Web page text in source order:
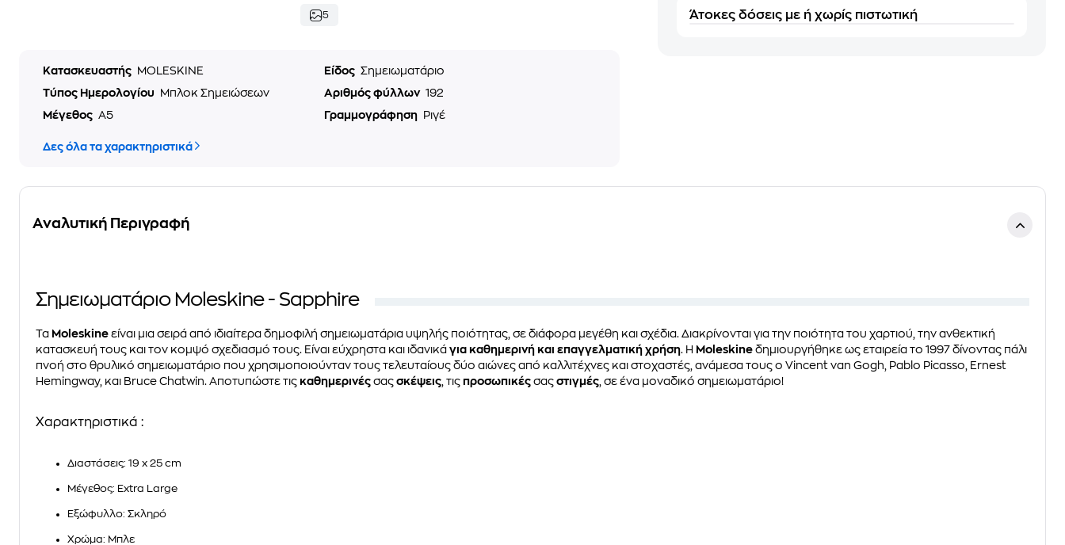
5
Κατασκευαστής MOLESKINE Είδος Σημειωματάριο
Τύπος Ημερολογίου
Μπλοκ Σημειώσεων Αριθμός φύλλων 192
Μέγεθος A5 Γραμμογράφηση Ριγέ
Δες όλα τα χαρακτηριστικά
Άτοκες δόσεις με ή χωρίς πιστωτική
Αναλυτική Περιγραφή
Σημειωματάριο Moleskine - Sapphire
Τα Μoleskine είναι μια σειρά από ιδιαίτερα δημοφιλή σημειωματάρια υψηλής ποιότητας, σε διάφορα μεγέθη και σχέδια. Διακρίνονται για την ποιότητα του χαρτιού, την ανθεκτική
κατασκευή τους και τον κομψό σχεδιασμό τους. Είναι εύχρηστα και ιδανικά για καθημερινή και επαγγελματική χρήση. Η Moleskine δημιουργήθηκε ως εταιρεία το 1997 δίνοντας πάλι
πνοή στο θρυλικό σημειωματάριο που χρησιμοποιούνταν τους τελευταίους δύο αιώνες από καλλιτέχνες και στοχαστές, ανάμεσα τους ο Vincent van Gogh, Pablo Picasso, Ernest
Hemingway, και Bruce Chatwin. Αποτυπώστε τις καθημερινές σας σκέψεις , τις προσωπικές σας στιγμές , σε ένα μοναδικό σημειωματάριο!
Χαρακτηριστικά :
Διαστάσεις: 19 x 25 cm
Μέγεθος: Extra Large
Εξώφυλλο: Σκληρό
Χρώμα: Μπλε